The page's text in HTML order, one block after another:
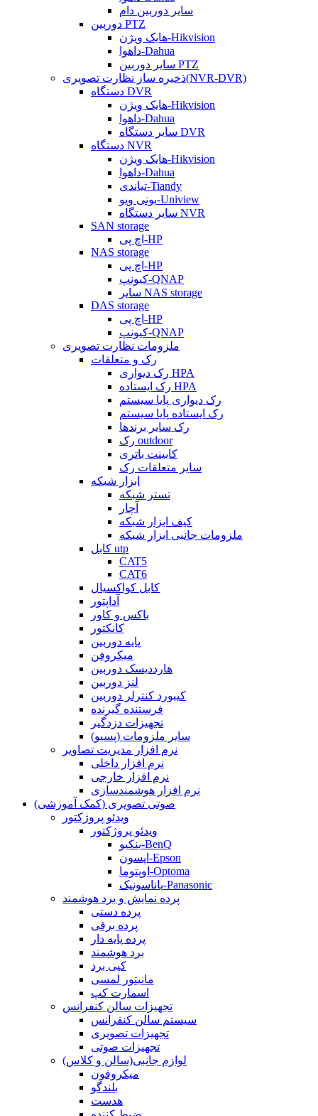
سایر دوربین دام
دوربین PTZ
هایک ویژن-Hikvision
داهوا-Dahua
سایر دوربین PTZ
ذخیره ساز نظارت تصویری(NVR-DVR)
دستگاه DVR
هایک ویژن-Hikvision
داهوا-Dahua
سایر دستگاه DVR
دستگاه NVR
هایک ویژن-Hikvision
داهوا-Dahua
تیاندی-Tiandy
یونی ویو-Uniview
سایر دستگاه NVR
SAN storage
اچ پی-HP
NAS storage
اچ پی-HP
کیونپ-QNAP
سایر NAS storage
DAS storage
اچ پی-HP
کیونپ-QNAP
ملزومات نظارت تصویری
رک و متعلقات
رک دیواری HPA
رک ایستاده HPA
رک دیواری پایا سیستم
رک ایستاده پایا سیستم
رک سایر برندها
رک outdoor
کابینت باتری
سایر متعلقات رک
ابزار شبکه
تستر شبکه
آچار
کیف ابزار شبکه
ملزومات جانبی ابزار شبکه
کابل utp
CAT5
CAT6
کابل کواکسیال
آداپتور
باکس و کاور
کانکتور
پایه دوربین
میکروفن
هارددیسک دوربین
لنز دوربین
کیبورد کنترلر دوربین
فرستنده گیرنده
تجهیزات دزدگیر
سایر ملزومات (پسیو)
نرم افزار مدیریت تصاویر
نرم افزار داخلی
نرم افزار خارجی
نرم افزار هوشمندسازی
صوتی تصویری (کمک آموزشی)
ویدئو پروژکتور
ویدئو پروژکتور
بنکیو-BenQ
اپسون-Epson
اوپتوما-Optoma
پاناسونیک-Panasonic
پرده نمایش و برد هوشمند
پرده دستی
پرده برقی
پرده پایه دار
برد هوشمند
کپی برد
مانیتور لمسی
اسمارت کپ
تجهیزات سالن کنفرانس
سیستم سالن کنفرانس
تجهیزات تصویری
تجهیزات صوتی
لوازم جانبی(سالن و کلاس)
میکروفون
بلندگو
هدست